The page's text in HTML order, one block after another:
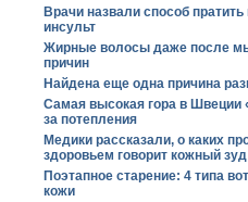
Врачи назвали способ
инсульт
Жирные волосы даже после
причин
Найдена еще одна причина
Самая высокая гора в Швеции
за потепления
Медики рассказали, о каких
здоровьем говорит кожный зуд
Поэтапное старение: 4 типа
кожи